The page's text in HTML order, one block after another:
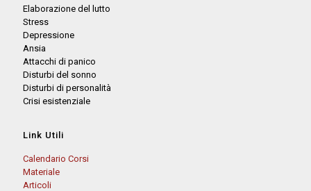
Elaborazione del lutto
Stress
Depressione
Ansia
Attacchi di panico
Disturbi del sonno
Disturbi di personalità
Crisi esistenziale
Link Utili
Calendario Corsi
Materiale
Articoli